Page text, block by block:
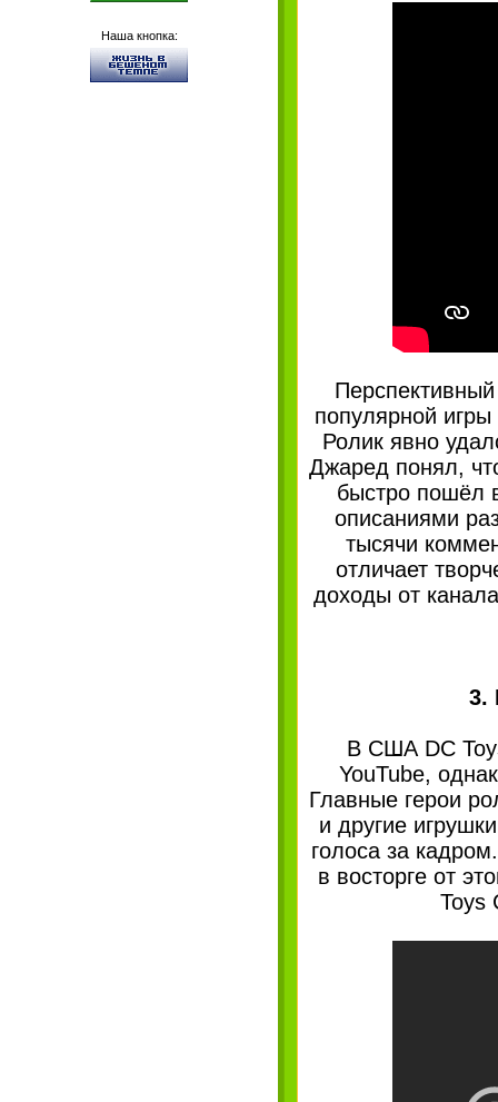
Наша кнопка:
популярной
Ролик явно
Джаред понял,
быстро пошёл
описаниями
тысячи
отличает
доходы от
3.
В США DC
YouTube,
Главные герои
и другие
голоса за
в восторге от
Toys